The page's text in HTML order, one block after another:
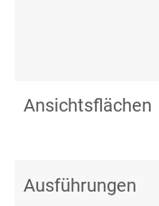
Ansichtsflächen
Ausführungen